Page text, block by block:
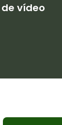
vídeo